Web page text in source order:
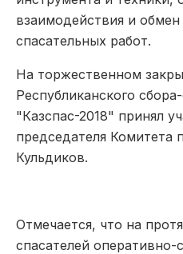
взаимодействия и
спасательных работ.
На торжественном
Республиканского
"Казспас-2018" принял
председателя
Кульдиков.
Отмечается, что на
спасателей оперативно-